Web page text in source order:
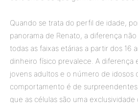
Quando se trata do perfil de idade,
panorama de Renato, a diferença
todas as faixas etárias a partir dos 16
dinheiro físico prevalece. A diferença
jovens adultos e o número de idosos
comportamento é de surpreendentes
que as células são uma exclusividade